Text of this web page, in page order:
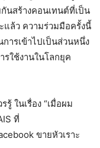
นสร้างคอนเทนต์ที่เป็น
แล้ว ความร่วมมือครั้งนี้
การเข้าไปเป็นส่วนหนึ่ง
ใช้งานในโลกยุค
ในเรื่อง “เมื่อผม
ที่
ขายหัวเราะ